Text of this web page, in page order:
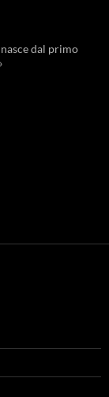
dal primo